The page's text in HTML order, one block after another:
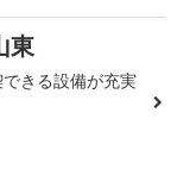
東
きる設備が充実